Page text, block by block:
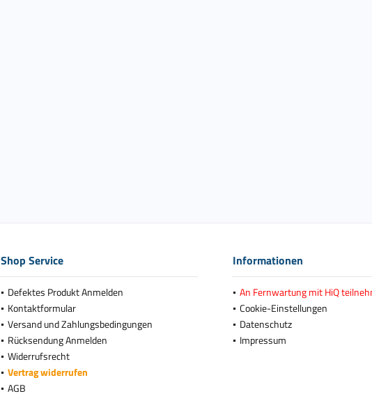
Shop Service
Defektes Produkt Anmelden
Kontaktformular
Versand und Zahlungsbedingungen
Rücksendung Anmelden
Widerrufsrecht
Vertrag widerrufen
AGB
Informationen
An Fernwartung mit HiQ
Cookie-Einstellungen
Datenschutz
Impressum